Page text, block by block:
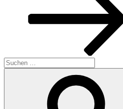
Suchen
nach: